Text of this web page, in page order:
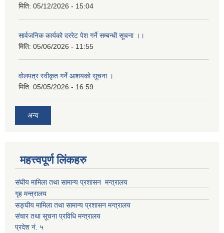
मिति: 05/12/2026 - 15:04
सार्वजनिक कार्यको दररेट पेश गर्ने सम्बन्धी सूचना ।।
मिति: 05/06/2026 - 11:55
वोलपत्र स्वीकृत गर्ने आशयको सूचना ।
मिति: 05/05/2026 - 16:59
अन्य
महत्त्वपूर्ण लिंकहरु
संघीय मामिला तथा सामान्य प्रशासन मन्त्रालय
गृह मन्त्रालय
सङ्घीय मामिला तथा सामान्य प्रशासन मन्त्रालय
संचार तथा सूचना प्रविधि मन्त्रालय
प्रदेश नं. ५